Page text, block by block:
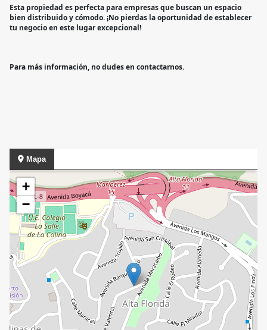
Esta propiedad es perfecta para empresas que buscan un espacio
bien distribuido y cómodo. ¡No pierdas la oportunidad de establecer
tu negocio en este lugar excepcional!
Para más información, no dudes en contactarnos.
Mapa
+
−